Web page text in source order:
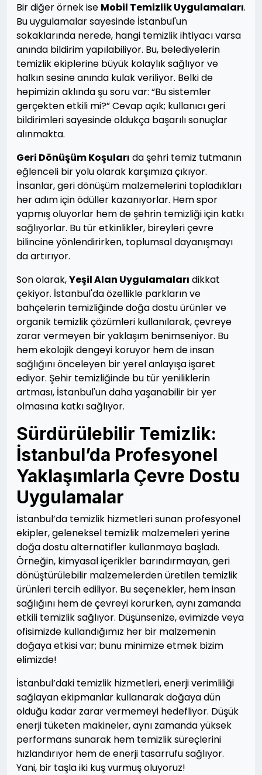
Bir diğer örnek ise Mobil Temizlik Uygulamaları.
Bu uygulamalar sayesinde İstanbul'un
sokaklarında nerede, hangi temizlik ihtiyacı varsa
anında bildirim yapılabiliyor. Bu, belediyelerin
temizlik ekiplerine büyük kolaylık sağlıyor ve
halkın sesine anında kulak veriliyor. Belki de
hepimizin aklında şu soru var: “Bu sistemler
gerçekten etkili mi?” Cevap açık; kullanıcı geri
bildirimleri sayesinde oldukça başarılı sonuçlar
alınmakta.
Geri Dönüşüm Koşuları da şehri temiz tutmanın
eğlenceli bir yolu olarak karşımıza çıkıyor.
İnsanlar, geri dönüşüm malzemelerini topladıkları
her adım için ödüller kazanıyorlar. Hem spor
yapmış oluyorlar hem de şehrin temizliği için katkı
sağlıyorlar. Bu tür etkinlikler, bireyleri çevre
bilincine yönlendirirken, toplumsal dayanışmayı
da artırıyor.
Son olarak,Yeşil Alan Uygulamaları dikkat
çekiyor. İstanbul'da özellikle parkların ve
bahçelerin temizliğinde doğa dostu ürünler ve
organik temizlik çözümleri kullanılarak, çevreye
zarar vermeyen bir yaklaşım benimseniyor. Bu
hem ekolojik dengeyi koruyor hem de insan
sağlığını önceleyen bir yerel anlayışa işaret
ediyor. Şehir temizliğinde bu tür yeniliklerin
artması, İstanbul'un daha yaşanabilir bir yer
olmasına katkı sağlıyor.
Sürdürülebilir Temizlik:
İstanbul’da Profesyonel
Yaklaşımlarla Çevre Dostu
Uygulamalar
İstanbul’da temizlik hizmetleri sunan profesyonel
ekipler, geleneksel temizlik malzemeleri yerine
doğa dostu alternatifler kullanmaya başladı.
Örneğin, kimyasal içerikler barındırmayan, geri
dönüştürülebilir malzemelerden üretilen temizlik
ürünleri tercih ediliyor. Bu seçenekler, hem insan
sağlığını hem de çevreyi korurken, aynı zamanda
etkili temizlik sağlıyor. Düşünsenize, evimizde veya
ofisimizde kullandığımız her bir malzemenin
doğaya etkisi var; bunu minimize etmek bizim
elimizde!
İstanbul’daki temizlik hizmetleri, enerji verimliliği
sağlayan ekipmanlar kullanarak doğaya dün
olduğu kadar zarar vermemeyi hedefliyor. Düşük
enerji tüketen makineler, aynı zamanda yüksek
performans sunarak hem temizlik süreçlerini
hızlandırıyor hem de enerji tasarrufu sağlıyor.
Yani, bir taşla iki kuş vurmuş oluyoruz!